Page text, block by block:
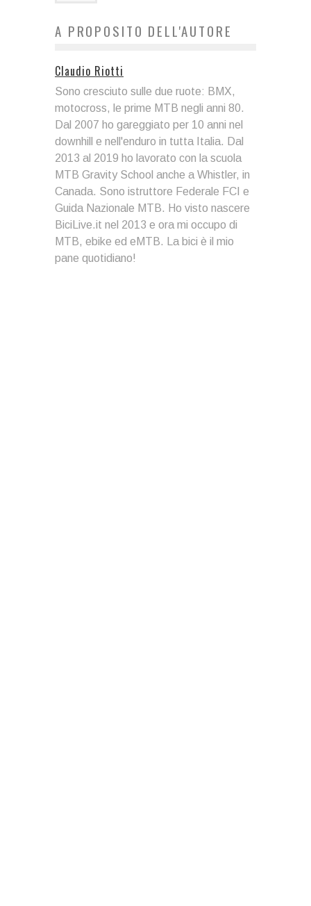
A PROPOSITO DELL'AUTORE
Claudio Riotti
Sono cresciuto sulle due ruote: BMX,
motocross, le prime MTB negli anni 80.
Dal 2007 ho gareggiato per 10 anni nel
downhill e nell'enduro in tutta Italia. Dal
2013 al 2019 ho lavorato con la scuola
MTB Gravity School anche a Whistler, in
Canada. Sono istruttore Federale FCI e
Guida Nazionale MTB. Ho visto nascere
BiciLive.it nel 2013 e ora mi occupo di
MTB, ebike ed eMTB. La bici è il mio
pane quotidiano!